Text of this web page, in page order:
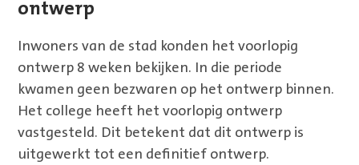
ontwerp
Inwoners van de stad konden het voorlopig
ontwerp 8 weken bekijken. In die periode
kwamen geen bezwaren op het ontwerp binnen.
Het college heeft het voorlopig ontwerp
vastgesteld. Dit betekent dat dit ontwerp is
uitgewerkt tot een definitief ontwerp.